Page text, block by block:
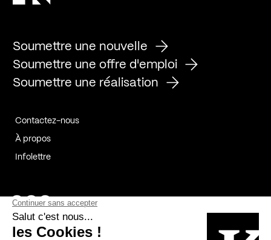
Soumettre une nouvelle
Soumettre une offre d'emploi
Soumettre une réalisation
Contactez-nous
À propos
Infolettre
Page Facebook de Kollectif
Page Instagram de Kollectif
Page Linkedin de Kollectif